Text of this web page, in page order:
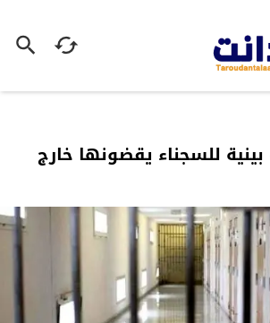
للسجناء يقضونها خارج